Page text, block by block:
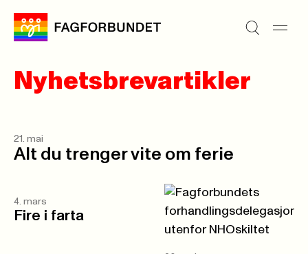
Nyhetsbrevartikler
21. mai
Alt du trenger vite om ferie
4. mars
Fire i farta